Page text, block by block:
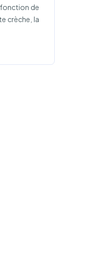
fonction de
crèche, la